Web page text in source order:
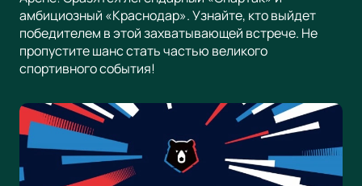
амбициозный «Краснодар». Узнайте, кто выйдет
победителем в этой захватывающей встрече. Не
пропустите шанс стать частью великого
спортивного события!